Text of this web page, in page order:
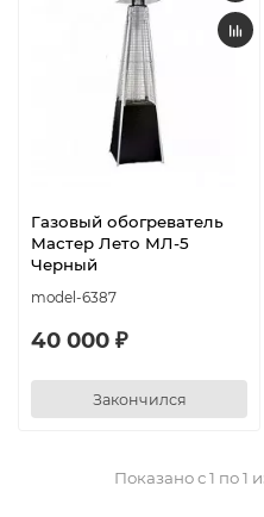
Газовый обогреватель
Мастер Лето МЛ-5
Черный
model-6387
40 000 ₽
Закончился
Показано с 1 по 1